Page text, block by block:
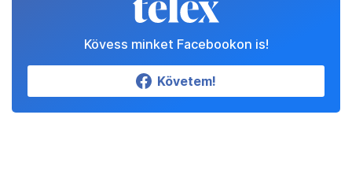
Kövess minket Facebookon is!
Követem!